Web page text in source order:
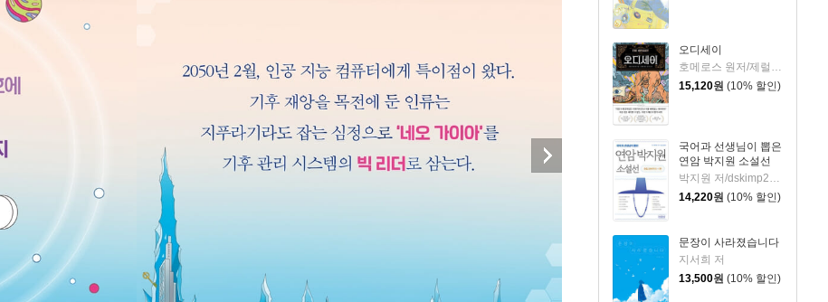
오디세이
호메로스 원저/제럴딘 매코크런 글/김재용 역/장시은 감수
15,120원 (10% 할인)
국어과 선생님이 뽑은
연암 박지원 소설선
박지원 저/dskimp2000 편
14,220원 (10% 할인)
문장이 사라졌습니다
지서희 저
13,500원 (10% 할인)